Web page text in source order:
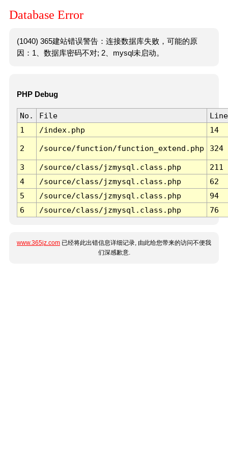
Database Error
(1040) 365建站错误警告：连接数据库失败，可能的原
因：1、数据库密码不对; 2、mysql未启动。
PHP Debug
No. File
Line
1
/index.php 14
2 /source/function/function_extend.php 324
3 /source/class/jzmysql.class.php
211
4
/source/class/jzmysql.class.php
62
5
/source/class/jzmysql.class.php
94
6
/source/class/jzmysql.class.php 76
www.365jz.com 已经将此出错信息详细记录, 由此给您带来的访问不便我
们深感歉意.